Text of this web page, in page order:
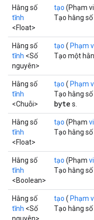
Hằng số
tĩnh
<Float>
tạo (Phạm
Tạo hằng
Hằng số
tĩnh <Số
nguyên>
tạo ( Phạm
Tạo một
Hằng số
tĩnh
<Chuỗi>
tạo ( Phạm
Tạo hằng
byte s.
Hằng số
tĩnh
<Float>
tạo (Phạm vi
Tạo hằng
Hằng số
tĩnh
<Boolean>
tạo (Phạm vi
Tạo hằng
Hằng số
tĩnh <Số
tạo ( Phạm
Tạo hằng